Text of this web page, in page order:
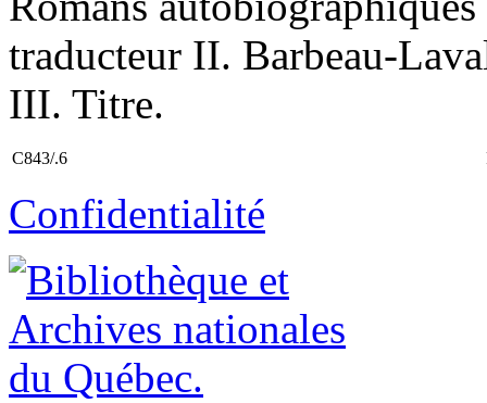
traducteur II. Barbeau-
III. Titre.
C843/.6
Confidentialité